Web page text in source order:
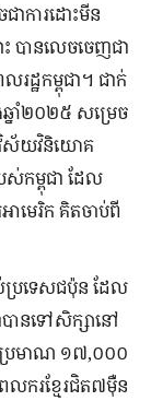
ាការដោះមីន
បានលេចចេញជា
លរដ្ឋកម្ពុជា។ ជាក់
ឆ្នាំ២០២៥ សម្រេច
វិស័យវិនិយោគ
ស់កម្ពុជា ដែល
មេរិក គិតចាប់ពី
ប្រទេសជប៉ុន ដែល
ានទៅសិក្សានៅ
រមាណ ១៧,០០០
ករខ្មែរជិត៧ម៉ឺន